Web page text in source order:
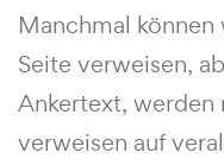
Manchmal
Seite verweisen,
Ankertext,
verweisen auf